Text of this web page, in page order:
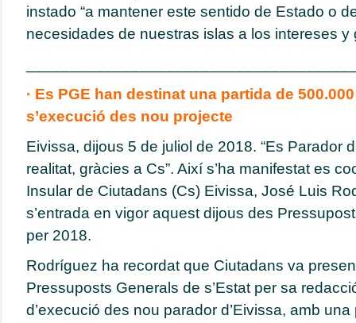
instado “a mantener este sentido de Estado o
necesidades de nuestras islas a los intereses y
· Es PGE han destinat una partida de
s’execució des nou projecte
Eivissa, dijous 5 de juliol de 2018. “Es Parador
realitat, gràcies a Cs”. Així s’ha manifestat es
Insular de Ciutadans (Cs) Eivissa, José Luis
s’entrada en vigor aquest dijous des
per 2018.
Rodríguez ha recordat que Ciutadans va
Pressuposts Generals de s’Estat per sa
d’execució des nou parador d’Eivissa, amb